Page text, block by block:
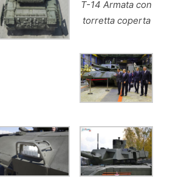
T-14 Armata con
torretta coperta